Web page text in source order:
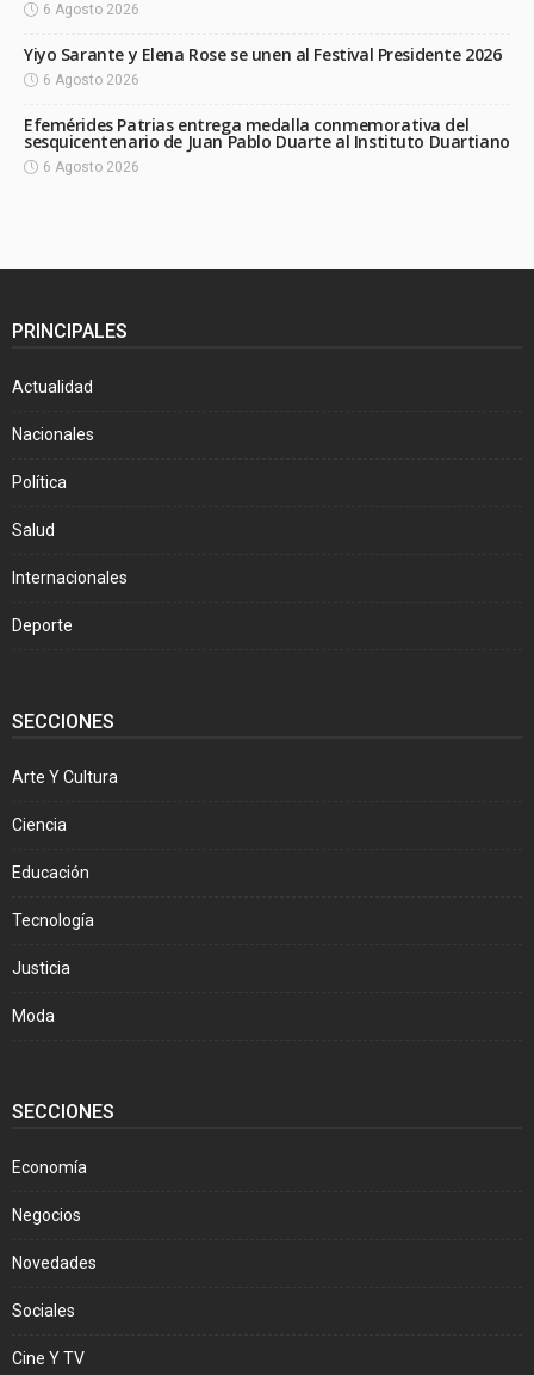
6 Agosto 2026
Yiyo Sarante y Elena Rose se unen al Festival Presidente 2026
6 Agosto 2026
Efemérides Patrias entrega medalla conmemorativa del
sesquicentenario de Juan Pablo Duarte al Instituto Duartiano
6 Agosto 2026
PRINCIPALES
Actualidad
Nacionales
Política
Salud
Internacionales
Deporte
SECCIONES
Arte Y Cultura
Ciencia
Educación
Tecnología
Justicia
Moda
SECCIONES
Economía
Negocios
Novedades
Sociales
Cine Y TV